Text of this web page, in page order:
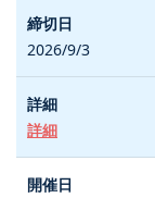
2026/9/3
詳細